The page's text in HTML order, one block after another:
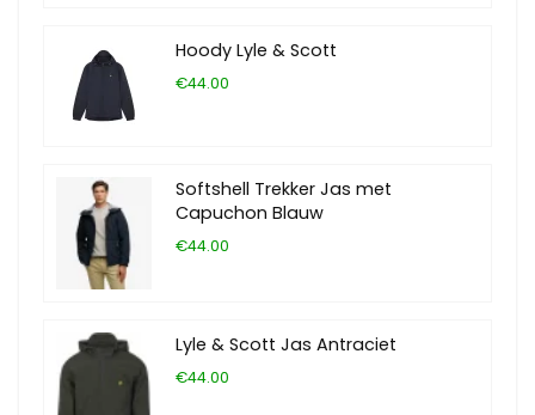
Hoody Lyle & Scott
€44.00
Softshell Trekker Jas met
Capuchon Blauw
€44.00
Lyle & Scott Jas Antraciet
€44.00